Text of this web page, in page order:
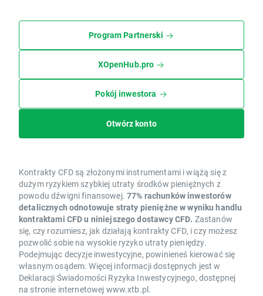
Program Partnerski
XOpenHub.pro
Pokój inwestora
Otwórz konto
Kontrakty CFD są złożonymi instrumentami i wiążą się z
dużym ryzykiem szybkiej utraty środków pieniężnych z
powodu dźwigni finansowej. 77% rachunków inwestorów
detalicznych odnotowuje straty pieniężne w wyniku handlu
kontraktami CFD u niniejszego dostawcy CFD. Zastanów
się, czy rozumiesz, jak działają kontrakty CFD, i czy możesz
pozwolić sobie na wysokie ryzyko utraty pieniędzy.
Podejmując decyzje inwestycyjne, powinieneś kierować się
własnym osądem. Więcej informacji dostępnych jest w
Deklaracji Świadomości Ryzyka Inwestycyjnego, dostępnej
na stronie internetowej www.xtb.pl.